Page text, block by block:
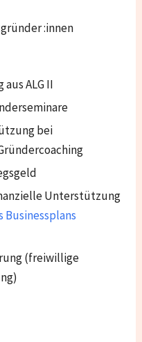
:innen
ALG II
bei
Unterstützung
(freiwillige